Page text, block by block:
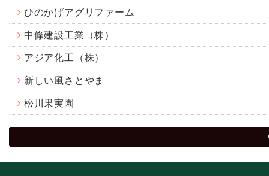
ひのかげアグリファーム
中條建設工業（株）
アジア化工（株）
新しい風さとやま
松川果実園